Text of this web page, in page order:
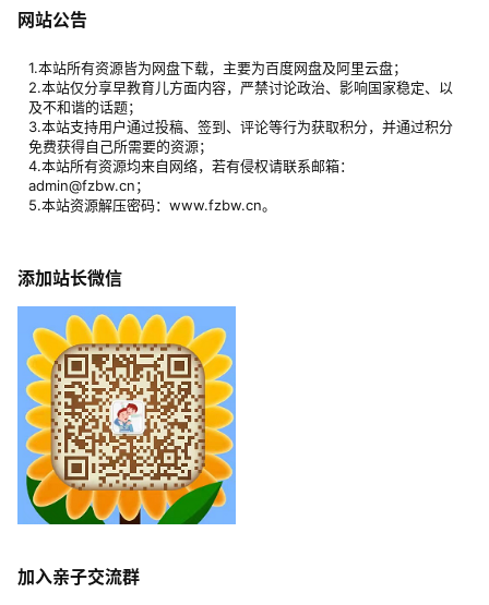
网站公告
1.本站所有资源皆为网盘下载，主要为百度网盘及阿里云盘；
2.本站仅分享早教育儿方面内容，严禁讨论政治、影响国家稳定、以
及不和谐的话题；
3.本站支持用户通过投稿、签到、评论等行为获取积分，并通过积分
免费获得自己所需要的资源；
4.本站所有资源均来自网络，若有侵权请联系邮箱：
admin@fzbw.cn；
5.本站资源解压密码：www.fzbw.cn。
添加站长微信
加入亲子交流群